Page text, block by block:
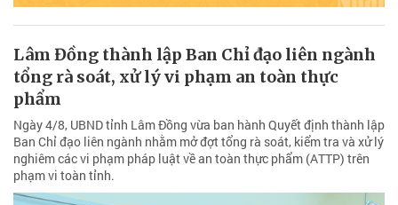
Lâm Đồng thành lập Ban Chỉ đạo liên ngành
tổng rà soát, xử lý vi phạm an toàn thực
phẩm
Ngày 4/8, UBND tỉnh Lâm Đồng vừa ban hành Quyết định thành lập
Ban Chỉ đạo liên ngành nhằm mở đợt tổng rà soát, kiểm tra và xử lý
nghiêm các vi phạm pháp luật về an toàn thực phẩm (ATTP) trên
phạm vi toàn tỉnh.